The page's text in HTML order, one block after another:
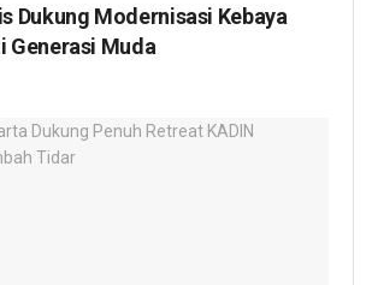
Dukung Modernisasi Kebaya
Generasi Muda